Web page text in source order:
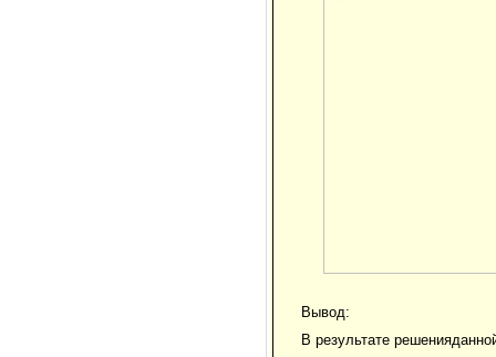
Вывод:
В результате